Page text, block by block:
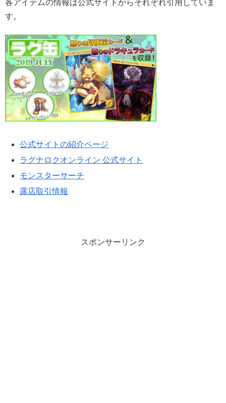
各アイテムの情報は公式サイトからそれぞれ引用していま
す。
公式サイトの紹介ページ
ラグナロクオンライン 公式サイト
モンスターサーチ
露店取引情報
スポンサーリンク